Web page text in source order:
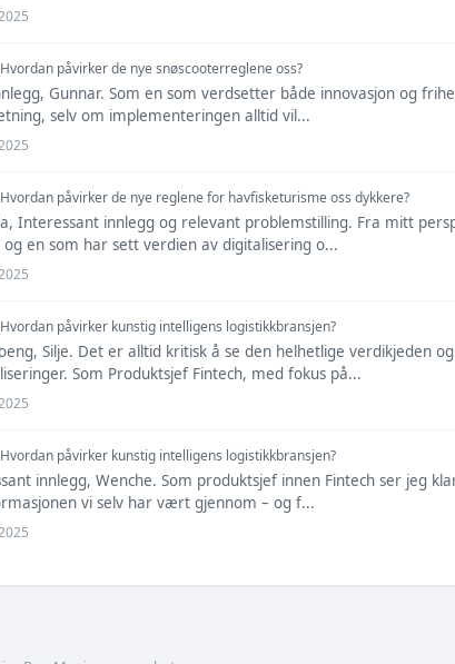
Hvordan påvirker de nye snøscooterreglene oss?
Gunnar. Som en som verdsetter både innovasjon og
selv om implementeringen alltid vil...
Hvordan påvirker de nye reglene for havfisketurisme oss dykkere?
Interessant innlegg og relevant problemstilling. Fra mitt
og en som har sett verdien av digitalisering o...
Hvordan påvirker kunstig intelligens logistikkbransjen?
Silje. Det er alltid kritisk å se den helhetlige verdikjeden
Som Produktsjef Fintech, med fokus på...
Hvordan påvirker kunstig intelligens logistikkbransjen?
innlegg, Wenche. Som produktsjef innen Fintech ser jeg
vi selv har vært gjennom – og f...